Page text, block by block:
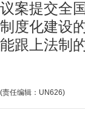
议案提交全
制度化建设
能跟上法制的
(责任编辑：UN626)